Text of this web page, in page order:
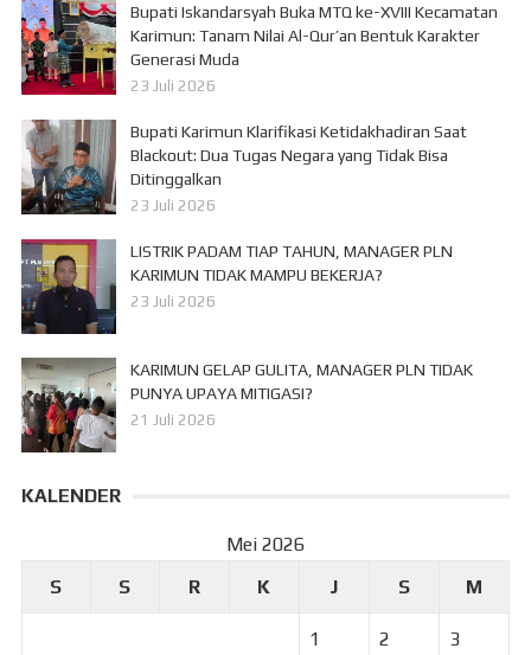
Bupati Iskandarsyah Buka MTQ ke-XVIII Kecamatan
Karimun: Tanam Nilai Al-Qur’an Bentuk Karakter
Generasi Muda
23 Juli 2026
Bupati Karimun Klarifikasi Ketidakhadiran Saat
Blackout: Dua Tugas Negara yang Tidak Bisa
Ditinggalkan
23 Juli 2026
LISTRIK PADAM TIAP TAHUN, MANAGER PLN
KARIMUN TIDAK MAMPU BEKERJA?
23 Juli 2026
KARIMUN GELAP GULITA, MANAGER PLN TIDAK
PUNYA UPAYA MITIGASI?
21 Juli 2026
KALENDER
Mei 2026
S
S R K J S M
1 2 3